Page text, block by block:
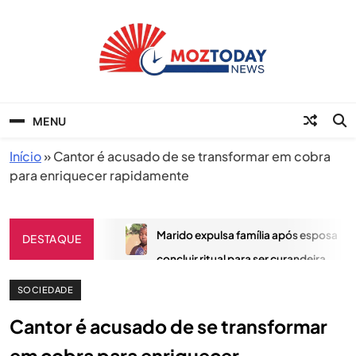
MENU
Início»Cantor é acusado de se transformar em cobra
para enriquecer rapidamente
DESTAQUE
Marido expulsa família após esposa
concluir ritual para ser curandeira
Pagamento às Tropas do Ruanda em
Cabo Delgado
SOCIEDADE
Cantor é acusado de se transformar